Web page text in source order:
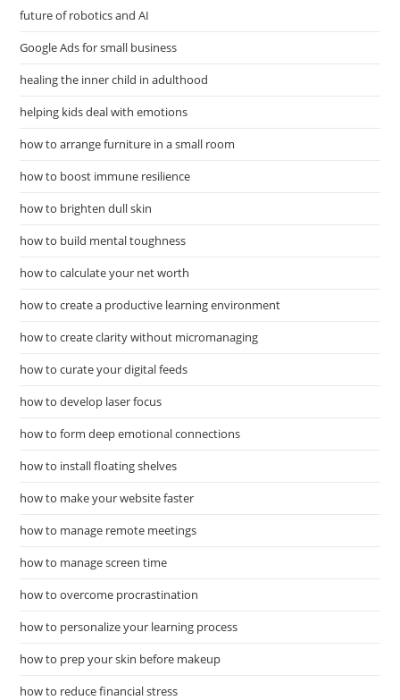
future of robotics and AI
Google Ads for small business
healing the inner child in adulthood
helping kids deal with emotions
how to arrange furniture in a small room
how to boost immune resilience
how to brighten dull skin
how to build mental toughness
how to calculate your net worth
how to create a productive learning environment
how to create clarity without micromanaging
how to curate your digital feeds
how to develop laser focus
how to form deep emotional connections
how to install floating shelves
how to make your website faster
how to manage remote meetings
how to manage screen time
how to overcome procrastination
how to personalize your learning process
how to prep your skin before makeup
how to reduce financial stress